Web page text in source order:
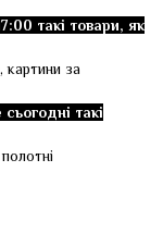
такі товари, як
картини за
такі